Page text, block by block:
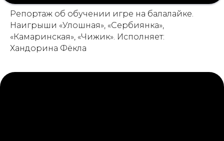
Репортаж об обучении игре на балалайке.
Наигрыши «Улошная», «Сербиянка»,
«Камаринская», «Чижик». Исполняет:
Хандорина Фёкла